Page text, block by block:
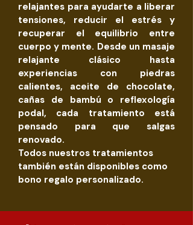
relajantes para ayudarte a liberar
tensiones, reducir el estrés y
recuperar el equilibrio entre
cuerpo y mente. Desde un masaje
relajante clásico hasta
experiencias con piedras
calientes, aceite de chocolate,
cañas de bambú o reflexología
podal, cada tratamiento está
pensado para que salgas
renovado.
Todos nuestros tratamientos
también están disponibles como
bono regalo personalizado.